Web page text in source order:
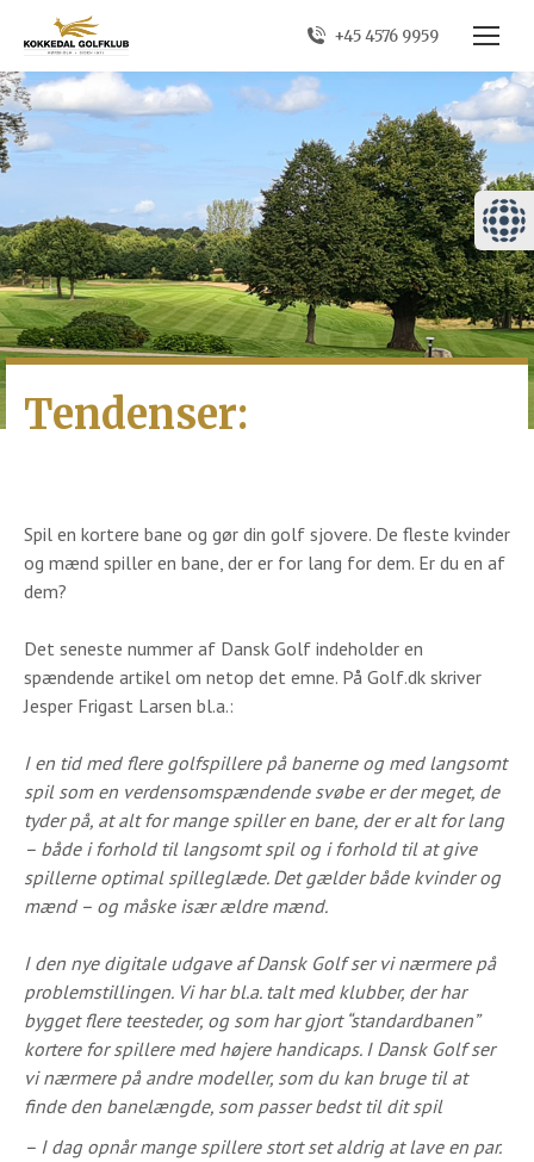
+45 4576 9959
Tendenser:
Spil en kortere bane og gør din golf sjovere. De fleste kvinder
og mænd spiller en bane, der er for lang for dem. Er du en af
dem?
Det seneste nummer af Dansk Golf indeholder en
spændende artikel om netop det emne. På Golf.dk skriver
Jesper Frigast Larsen bl.a.:
I en tid med flere golfspillere på banerne og med langsomt
spil som en verdensomspændende svøbe er der meget, de
tyder på, at alt for mange spiller en bane, der er alt for lang
– både i forhold til langsomt spil og i forhold til at give
spillerne optimal spilleglæde. Det gælder både kvinder og
mænd – og måske især ældre mænd.
I den nye digitale udgave af Dansk Golf ser vi nærmere på
problemstillingen. Vi har bl.a. talt med klubber, der har
bygget flere teesteder, og som har gjort “standardbanen”
kortere for spillere med højere handicaps. I Dansk Golf ser
vi nærmere på andre modeller, som du kan bruge til at
finde den banelængde, som passer bedst til dit spil
– I dag opnår mange spillere stort set aldrig at lave en par.